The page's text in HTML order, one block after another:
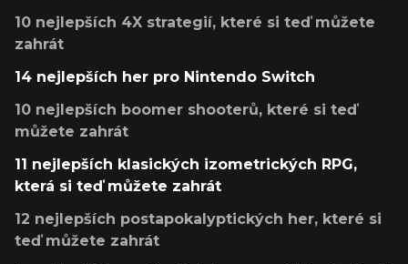
10 nejlepších 4X strategií, které si teď můžete
zahrát
14 nejlepších her pro Nintendo Switch
10 nejlepších boomer shooterů, které si teď
můžete zahrát
11 nejlepších klasických izometrických RPG,
která si teď můžete zahrát
12 nejlepších postapokalyptických her, které si
teď můžete zahrát